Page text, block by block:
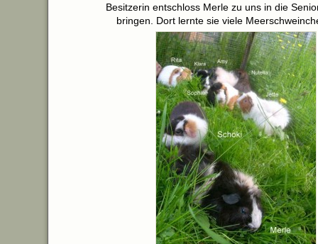
Besitzerin entschloss Merle zu uns in die
bringen. Dort lernte sie viele